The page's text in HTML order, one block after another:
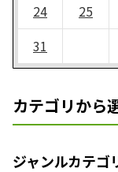
24
25
31
カテゴリから
ジャンルカテゴ